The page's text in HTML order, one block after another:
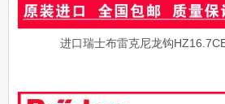
进口瑞士布雷克尼龙钩